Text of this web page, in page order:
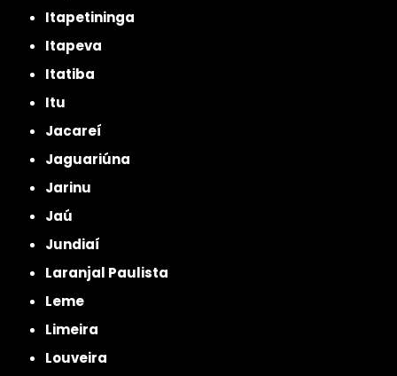
Itapetininga
Itapeva
Itatiba
Itu
Jacareí
Jaguariúna
Jarinu
Jaú
Jundiaí
Laranjal Paulista
Leme
Limeira
Louveira